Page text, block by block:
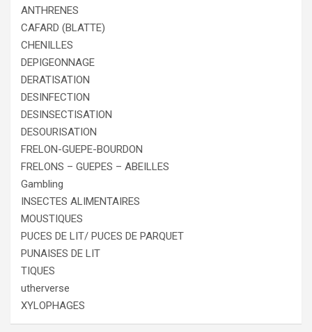
ANTHRENES
CAFARD (BLATTE)
CHENILLES
DEPIGEONNAGE
DERATISATION
DESINFECTION
DESINSECTISATION
DESOURISATION
FRELON-GUEPE-BOURDON
FRELONS – GUEPES – ABEILLES
Gambling
INSECTES ALIMENTAIRES
MOUSTIQUES
PUCES DE LIT/ PUCES DE PARQUET
PUNAISES DE LIT
TIQUES
utherverse
XYLOPHAGES